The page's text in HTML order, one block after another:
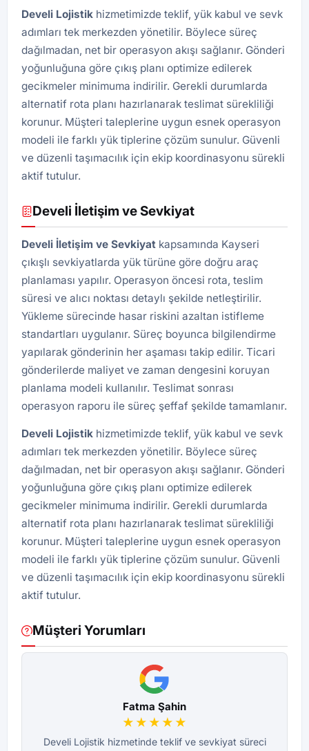
Develi Lojistik hizmetimizde teklif, yük kabul ve sevk
adımları tek merkezden yönetilir. Böylece süreç
dağılmadan, net bir operasyon akışı sağlanır. Gönderi
yoğunluğuna göre çıkış planı optimize edilerek
gecikmeler minimuma indirilir. Gerekli durumlarda
alternatif rota planı hazırlanarak teslimat sürekliliği
korunur. Müşteri taleplerine uygun esnek operasyon
modeli ile farklı yük tiplerine çözüm sunulur. Güvenli
ve düzenli taşımacılık için ekip koordinasyonu sürekli
aktif tutulur.
Develi İletişim ve Sevkiyat
Develi İletişim ve Sevkiyat kapsamında Kayseri
çıkışlı sevkiyatlarda yük türüne göre doğru araç
planlaması yapılır. Operasyon öncesi rota, teslim
süresi ve alıcı noktası detaylı şekilde netleştirilir.
Yükleme sürecinde hasar riskini azaltan istifleme
standartları uygulanır. Süreç boyunca bilgilendirme
yapılarak gönderinin her aşaması takip edilir. Ticari
gönderilerde maliyet ve zaman dengesini koruyan
planlama modeli kullanılır. Teslimat sonrası
operasyon raporu ile süreç şeffaf şekilde tamamlanır.
Develi Lojistik hizmetimizde teklif, yük kabul ve sevk
adımları tek merkezden yönetilir. Böylece süreç
dağılmadan, net bir operasyon akışı sağlanır. Gönderi
yoğunluğuna göre çıkış planı optimize edilerek
gecikmeler minimuma indirilir. Gerekli durumlarda
alternatif rota planı hazırlanarak teslimat sürekliliği
korunur. Müşteri taleplerine uygun esnek operasyon
modeli ile farklı yük tiplerine çözüm sunulur. Güvenli
ve düzenli taşımacılık için ekip koordinasyonu sürekli
aktif tutulur.
Müşteri Yorumları
Fatma Şahin
★★★★★
Develi Lojistik hizmetinde teklif ve sevkiyat süreci